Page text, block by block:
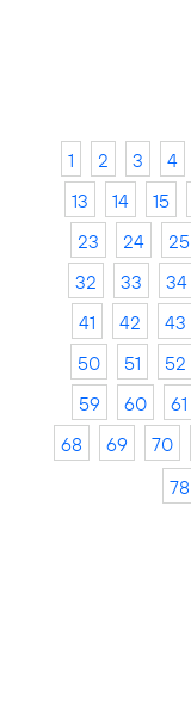
1 2 3 4
13
14 15
23
24 25
32
33 34
41
42 43
50
51 52
59
60 61
68
69 70
78